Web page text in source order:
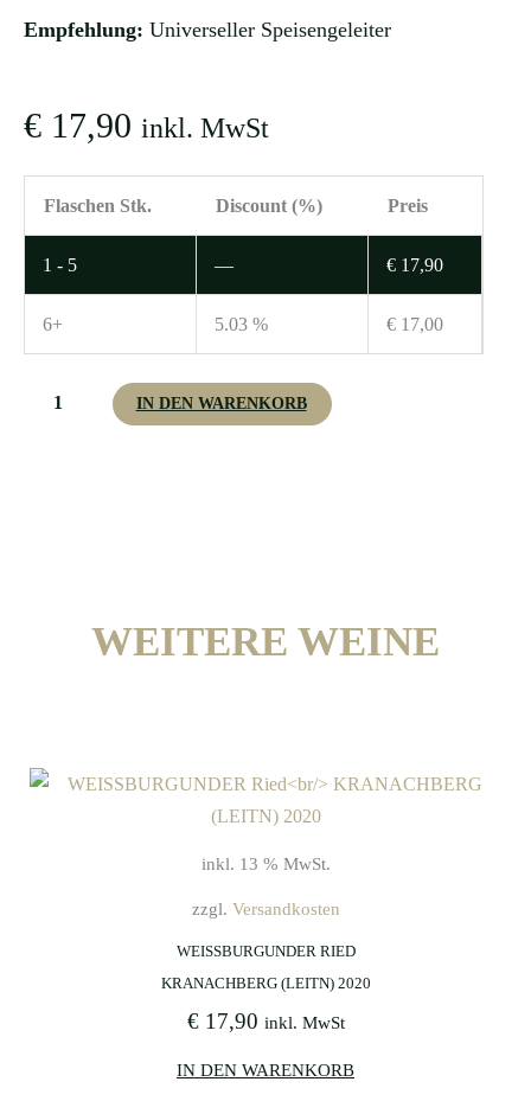
Empfehlung: Universeller Speisengeleiter
€ 17,90 inkl. MwSt
Flaschen Stk. Discount (%) Preis
1 - 5 — € 17,90
6+ 5.03 % € 17,00
KRANACHBERG
2021
Menge
IN DEN WARENKORB
WEITERE WEINE
inkl. 13 % MwSt.
zzgl. Versandkosten
WEISSBURGUNDER RIED
KRANACHBERG (LEITN) 2020
€17,90 inkl. MwSt
IN DEN WARENKORB